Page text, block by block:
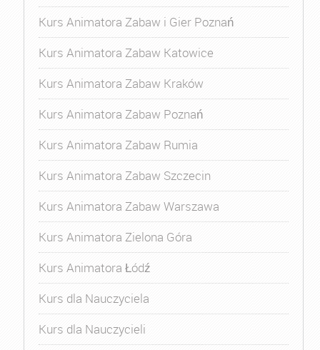
Kurs Animatora Zabaw i Gier Poznań
Kurs Animatora Zabaw Katowice
Kurs Animatora Zabaw Kraków
Kurs Animatora Zabaw Poznań
Kurs Animatora Zabaw Rumia
Kurs Animatora Zabaw Szczecin
Kurs Animatora Zabaw Warszawa
Kurs Animatora Zielona Góra
Kurs Animatora Łódź
Kurs dla Nauczyciela
Kurs dla Nauczycieli